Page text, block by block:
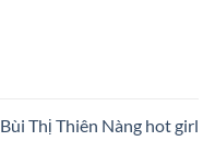
Bùi Thị Thiên Nàng hot girl